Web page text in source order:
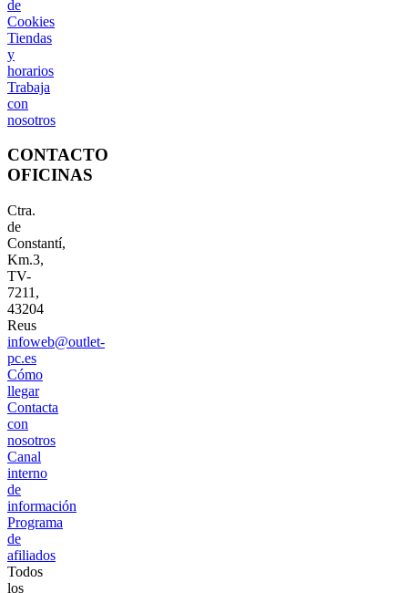
de
Cookies
Tiendas
y
horarios
Trabaja
con
nosotros
CONTACTO
OFICINAS
Ctra.
de
Constantí,
Km.3,
TV-
7211,
43204
Reus
infoweb@outlet-
pc.es
Cómo
llegar
Contacta
con
nosotros
Canal
interno
de
información
Programa
de
afiliados
Todos
los